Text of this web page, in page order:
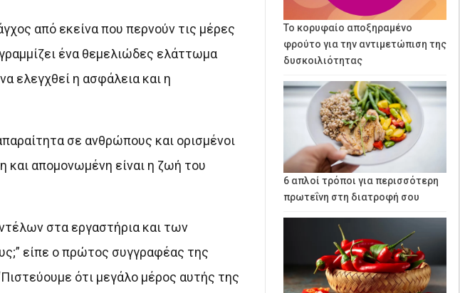
από εκείνα που περνούν τις μέρες
ένα θεμελιώδες ελάττωμα
ελεγχθεί η ασφάλεια και η
σε ανθρώπους και ορισμένοι
και απομονωμένη είναι η ζωή του
στα εργαστήρια και των
είπε ο πρώτος συγγραφέας της
ότι μεγάλο μέρος αυτής της
Το κορυφαίο αποξηραμένο
φρούτο για την αντιμετώπιση της
δυσκοιλιότητας
6 απλοί τρόποι για περισσότερη
πρωτεΐνη στη διατροφή σου